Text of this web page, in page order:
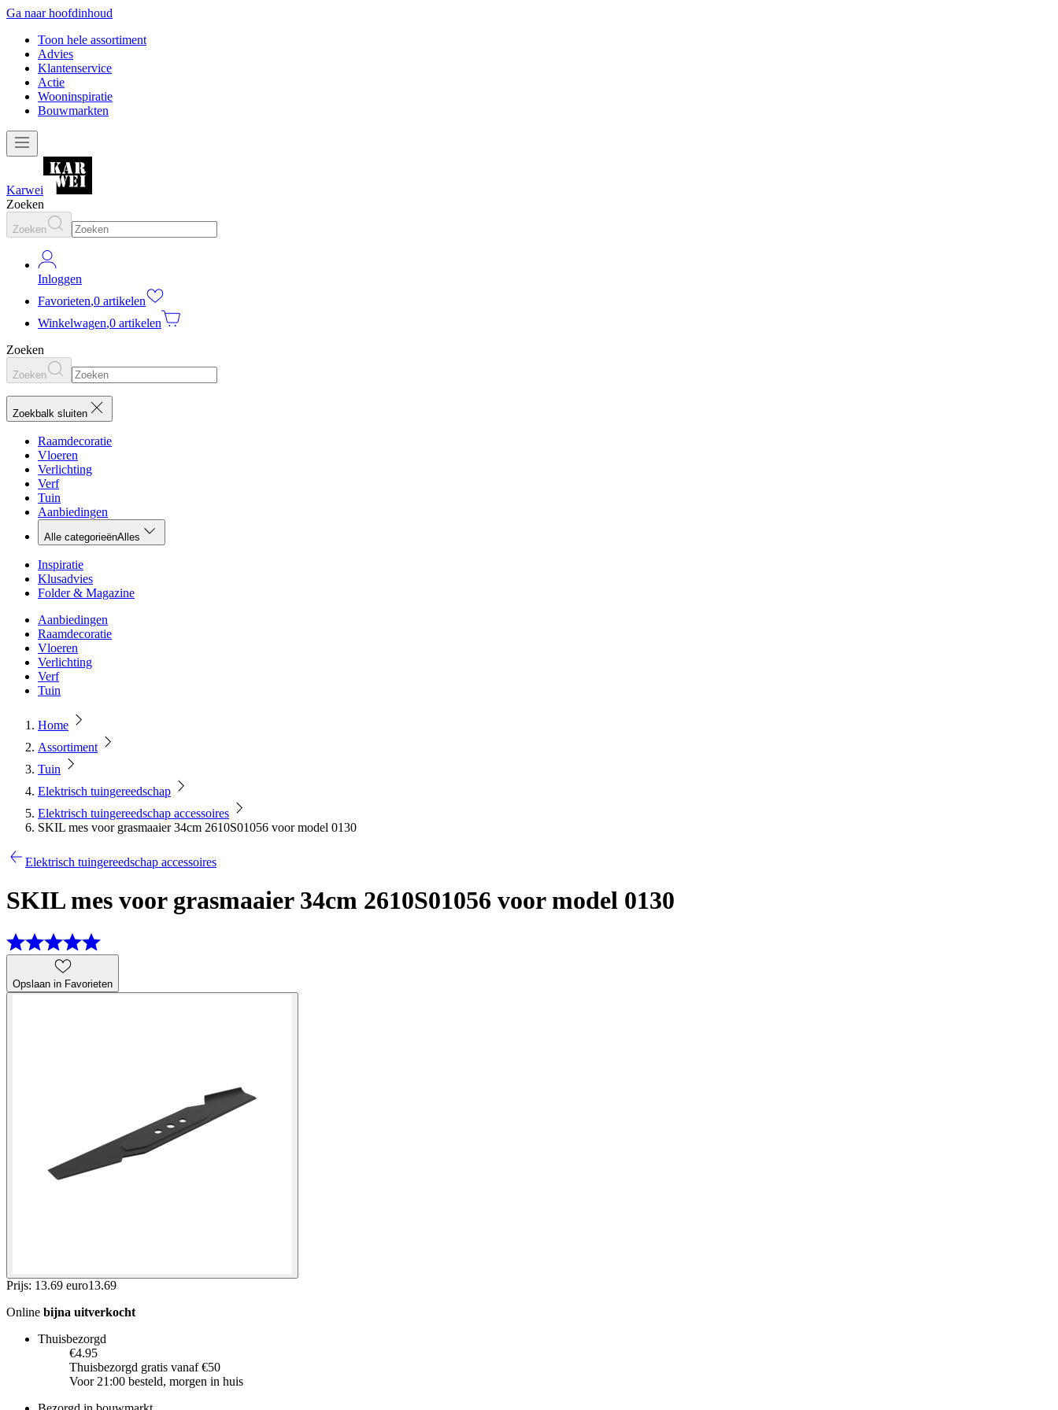
Ga naar hoofdinhoud
Toon hele assortiment
Advies
Klantenservice
Actie
Wooninspiratie
Bouwmarkten
Karwei
Zoeken
Zoeken
Inloggen
Favorieten,0 artikelen
Winkelwagen,0 artikelen
Zoeken
Zoeken
Zoekbalk sluiten
Raamdecoratie
Vloeren
Verlichting
Verf
Tuin
Aanbiedingen
Alle categorieënAlles
Inspiratie
Klusadvies
Folder & Magazine
Aanbiedingen
Raamdecoratie
Vloeren
Verlichting
Verf
Tuin
Home
Assortiment
Tuin
Elektrisch tuingereedschap
Elektrisch tuingereedschap accessoires
SKIL mes voor grasmaaier 34cm 2610S01056 voor model 0130
Elektrisch tuingereedschap accessoires
SKIL mes voor grasmaaier 34cm 2610S01056 voor model 0130
Opslaan in Favorieten
Prijs: 13.69 euro13.69
Online bijna uitverkocht
Thuisbezorgd
€4.95
Thuisbezorgd gratis vanaf €50
Voor 21:00 besteld, morgen in huis